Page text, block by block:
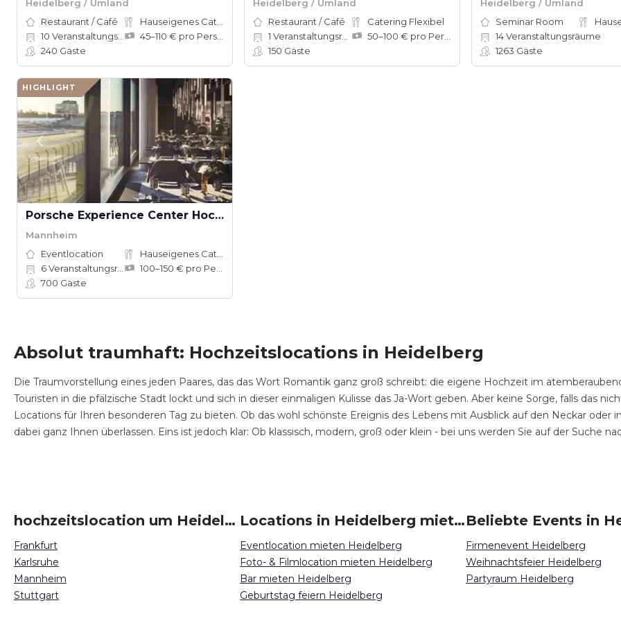
Heidelberg / Umland
Restaurant / Café
10 Veranstaltungsräume
240 Gäste
Heidelberg / Umland
Restaurant / Café
Catering Flexibel
1 Veranstaltungsräume
150 Gäste
Heidelberg / Umland
Seminar Room
14Veranstaltungsräume
1263 Gäste
HIGHLIGHT
Porsche Experience Center Hockenheimring
Mannheim
Eventlocation
6Veranstaltungsräume
700 Gäste
Absolut traumhaft: Hochzeitslocations in Heidelberg
Die Traumvorstellung eines jeden Paares, das das Wort Romantik ganz groß schreibt: die eigene Hochzeit im
Touristen in die pfälzische Stadt lockt und sich in dieser einmaligen Kulisse das Ja-Wort geben. Aber keine Sorge, falls das
Locations für Ihren besonderen Tag zu bieten. Ob das wohl schönste Ereignis des Lebens mit Ausblick auf den Neckar
dabei ganz Ihnen überlassen. Eins ist jedoch klar: Ob klassisch, modern, groß oder klein - bei uns werden Sie auf der Suche
hochzeitslocation um Heidelberg
Frankfurt
Karlsruhe
Mannheim
Stuttgart
Locations in Heidelberg mieten
Eventlocation mieten Heidelberg
Foto- & Filmlocation mieten Heidelberg
Bar mieten Heidelberg
Geburtstag feiern Heidelberg
Beliebte Events in
Firmenevent Heidelberg
Weihnachtsfeier Heidelberg
Partyraum Heidelberg